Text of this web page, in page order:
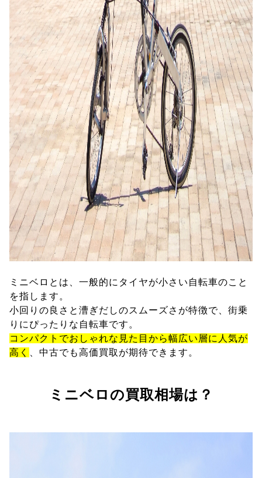
ミニベロとは、一般的にタイヤが小さい自転車のこと
を指します。
小回りの良さと漕ぎだしのスムーズさが特徴で、街乗
りにぴったりな自転車です。
コンパクトでおしゃれな見た目から幅広い層に人気が
高く
、中古でも高価買取が期待できます。
ミニベロの買取相場は？